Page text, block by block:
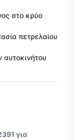
στο κρύο
πετρελαίου
αυτοκινήτου
για